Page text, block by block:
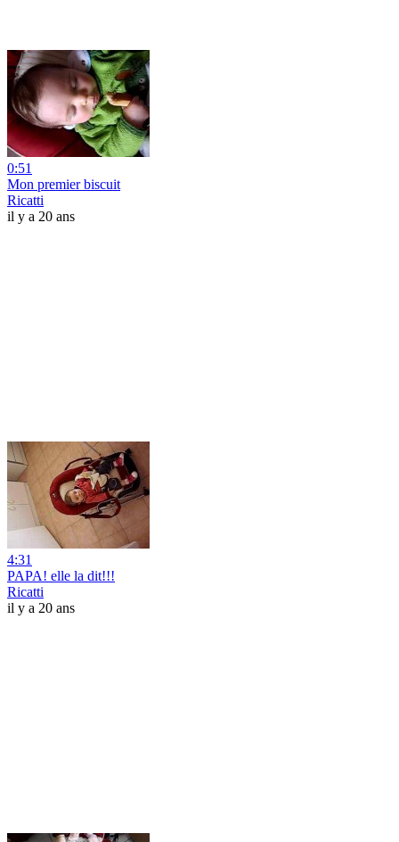
0:51
Mon premier biscuit
Ricatti
il y a 20 ans
4:31
PAPA! elle la dit!!!
Ricatti
il y a 20 ans